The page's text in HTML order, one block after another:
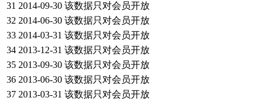
31 2014-09-30 该数据只对会员开放
32 2014-06-30 该数据只对会员开放
33 2014-03-31 该数据只对会员开放
34 2013-12-31 该数据只对会员开放
35 2013-09-30 该数据只对会员开放
36 2013-06-30 该数据只对会员开放
37 2013-03-31 该数据只对会员开放